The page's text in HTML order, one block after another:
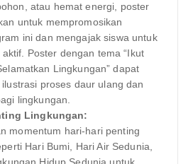
atau hemat energi, poster
untuk mempromosikan
ini dan mengajak siswa untuk
Poster dengan tema “Ikut
Lingkungan” dapat
proses daur ulang dan
lingkungan.
Lingkungan:
momentum hari-hari penting
Hari Bumi, Hari Air Sedunia,